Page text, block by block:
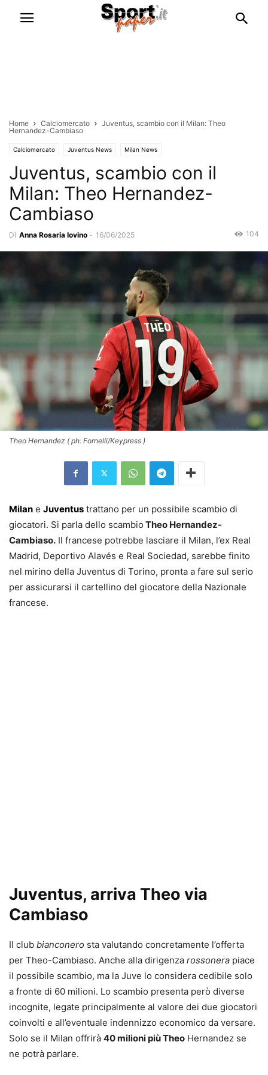
Home Calciomercato
Juventus, scambio con il Milan: Theo
Hernandez-Cambiaso
Calciomercato Juventus News Milan News
Juventus, scambio con il
Milan: Theo Hernandez-
Cambiaso
Di Anna Rosaria Iovino - 16/06/2025 104
Theo Hernandez ( ph: Fornelli/Keypress )
Milan e Juventus trattano per un possibile scambio di
giocatori. Si parla dello scambio Theo Hernandez-
Cambiaso. Il francese potrebbe lasciare il Milan, l’ex Real
Madrid, Deportivo Alavés e Real Sociedad, sarebbe finito
nel mirino della Juventus di Torino, pronta a fare sul serio
per assicurarsi il cartellino del giocatore della Nazionale
francese.
Juventus, arriva Theo via
Cambiaso
Il club bianconero sta valutando concretamente l’offerta
per Theo-Cambiaso. Anche alla dirigenza rossonera piace
il possibile scambio, ma la Juve lo considera cedibile solo
a fronte di 60 milioni. Lo scambio presenta però diverse
incognite, legate principalmente al valore dei due giocatori
coinvolti e all’eventuale indennizzo economico da versare.
Solo se il Milan offrirà 40 milioni più Theo Hernandez se
ne potrà parlare.